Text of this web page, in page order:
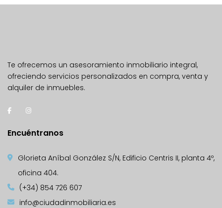
Te ofrecemos un asesoramiento inmobiliario integral,
ofreciendo servicios personalizados en compra, venta y
alquiler de inmuebles.
Encuéntranos
Glorieta Aníbal González S/N, Edificio Centris II, planta 4º,
oficina 404.
(+34) 854 726 607
info@ciudadinmobiliaria.es